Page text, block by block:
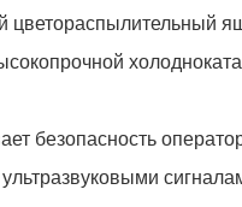
цветораспылительный
безопасность